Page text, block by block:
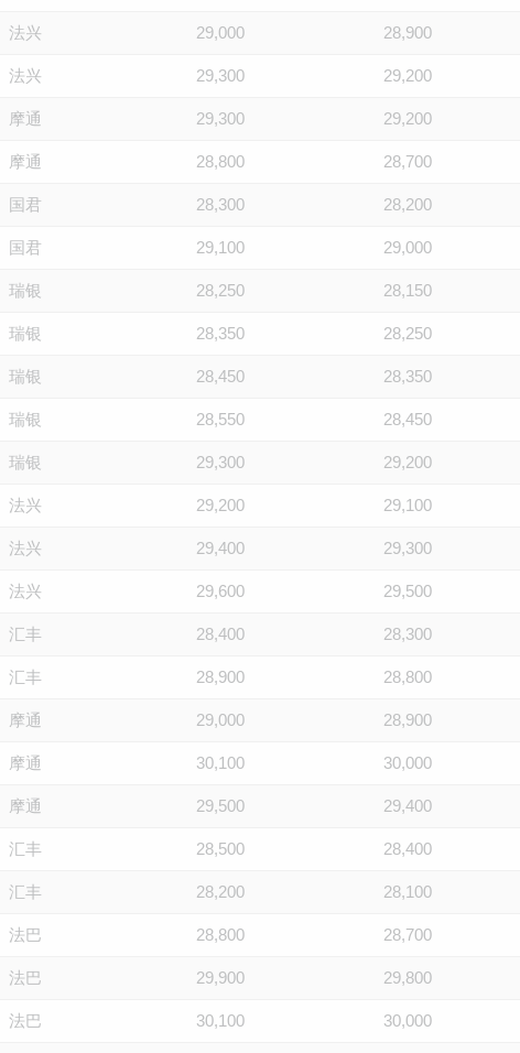
法兴 29,000 28,900
法兴 29,300 29,200
摩通 29,300 29,200
摩通 28,800 28,700
国君 28,300 28,200
国君 29,100 29,000
瑞银 28,250 28,150
瑞银 28,350 28,250
瑞银 28,450 28,350
瑞银 28,550 28,450
瑞银 29,300 29,200
法兴 29,200 29,100
法兴 29,400 29,300
法兴 29,600 29,500
汇丰 28,400 28,300
汇丰 28,900 28,800
摩通 29,000 28,900
摩通 30,100 30,000
摩通 29,500 29,400
汇丰 28,500 28,400
汇丰 28,200 28,100
法巴 28,800 28,700
法巴 29,900 29,800
法巴 30,100 30,000